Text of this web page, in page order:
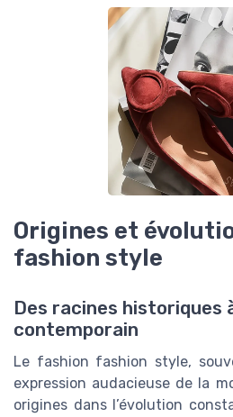
Origines et
fashion style
Des racines historiques
contemporain
Le fashion fashion style,
expression audacieuse de la
origines dans l’évolution